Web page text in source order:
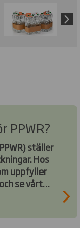
PPWR?
ställer
Hos
uppfyller
se vårt